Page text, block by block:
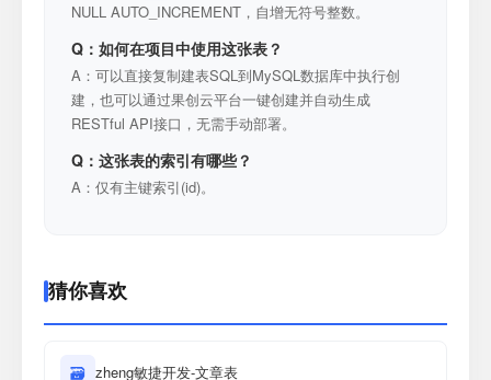
NULL AUTO_INCREMENT，自增无符号整数。
Q：如何在项目中使用这张表？
A：可以直接复制建表SQL到MySQL数据库中执行创
建，也可以通过果创云平台一键创建并自动生成
RESTful API接口，无需手动部署。
Q：这张表的索引有哪些？
A：仅有主键索引(id)。
猜你喜欢
🗃 zheng敏捷开发-文章表